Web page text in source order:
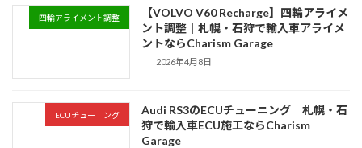
四輪アライメント調整
【VOLVO V60 Recharge】四輪アライメ
ント調整｜札幌・石狩で輸入車アライメ
ントならCharism Garage
2026年4月8日
ECUチューニング
Audi RS3のECUチューニング｜札幌・石
狩で輸入車ECU施工ならCharism
Garage